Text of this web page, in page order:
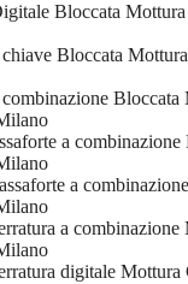
Bloccata
chiave Bloccata
combinazione Bloccata
a combinazione
a
​a combinazione
​digitale